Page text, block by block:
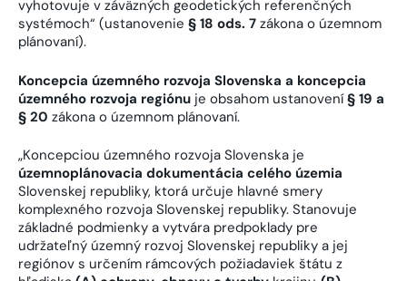
vyhotovuje v záväzných geodetických referenčných
systémoch“ (ustanovenie § 18 ods. 7 zákona o územnom
plánovaní).
Koncepcia územného rozvoja Slovenska a koncepcia
územného rozvoja regiónu je obsahom ustanovení§ 19 a
§ 20 zákona o územnom plánovaní.
„Koncepciou územného rozvoja Slovenska je
územnoplánovacia dokumentácia celého územia
Slovenskej republiky, ktorá určuje hlavné smery
komplexného rozvoja Slovenskej republiky. Stanovuje
základné podmienky a vytvára predpoklady pre
udržateľný územný rozvoj Slovenskej republiky a jej
regiónov s určením rámcových požiadaviek štátu z